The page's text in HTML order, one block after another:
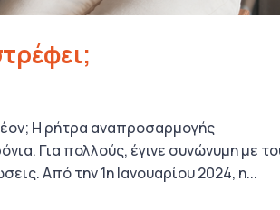
Η ρήτρα αναπροσαρμογής
Για πολλούς, έγινε συνώνυμη με
Από την 1η Ιανουαρίου 2024, η...